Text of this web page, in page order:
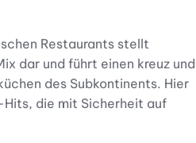
Restaurants stellt
dar und führt einen kreuz und
des Subkontinents. Hier
die mit Sicherheit auf